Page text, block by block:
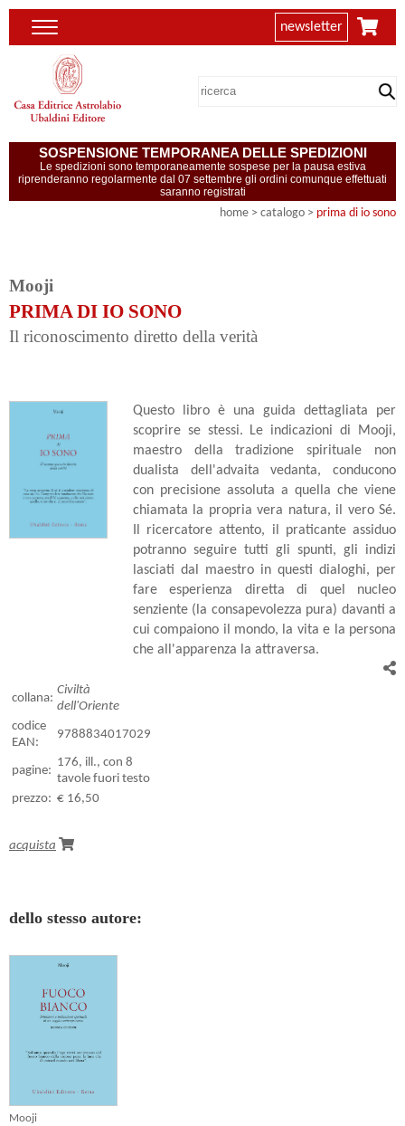
newsletter
SOSPENSIONE TEMPORANEA DELLE SPEDIZIONI
Le spedizioni sono temporaneamente sospese per la pausa estiva
riprenderanno regolarmente dal 07 settembre gli ordini comunque effettuati
saranno registrati
home > catalogo > prima di io sono
Mooji
PRIMA DI IO SONO
Il riconoscimento diretto della verità
Questo libro è una guida dettagliata per
scoprire se stessi. Le indicazioni di Mooji,
maestro della tradizione spirituale non
dualista dell'advaita vedanta, conducono
con precisione assoluta a quella che viene
chiamata la propria vera natura, il vero Sé.
Il ricercatore attento, il praticante assiduo
potranno seguire tutti gli spunti, gli indizi
lasciati dal maestro in questi dialoghi, per
fare esperienza diretta di quel nucleo
senziente (la consapevolezza pura) davanti a
cui compaiono il mondo, la vita e la persona
che all'apparenza la attraversa.
collana:
Civiltà
dell'Oriente
codice
EAN:
9788834017029
pagine:
176, ill., con 8
tavole fuori testo
prezzo: € 16,50
acquista
dello stesso autore:
Mooji